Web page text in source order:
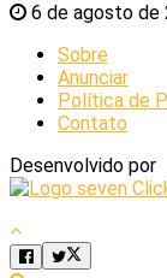
6 de agosto de
Sobre
Anunciar
Política de
Contato
Desenvolvido por